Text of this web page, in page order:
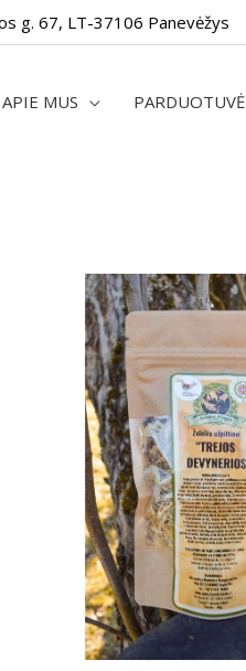
g. 67, LT-37106 Panevėžys
APIE MUS PARDUOTUVĖ